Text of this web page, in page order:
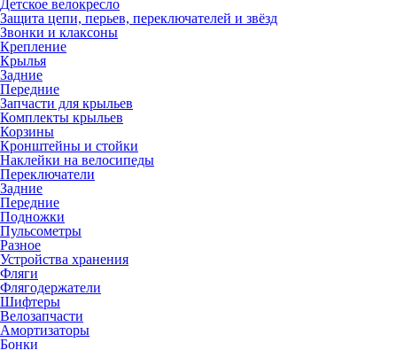
Детское велокресло
Защита цепи, перьев, переключателей и звёзд
Звонки и клаксоны
Крепление
Крылья
Задние
Передние
Запчасти для крыльев
Комплекты крыльев
Корзины
Кронштейны и стойки
Наклейки на велосипеды
Переключатели
Задние
Передние
Подножки
Пульсометры
Разное
Устройства хранения
Фляги
Флягодержатели
Шифтеры
Велозапчасти
Амортизаторы
Бонки